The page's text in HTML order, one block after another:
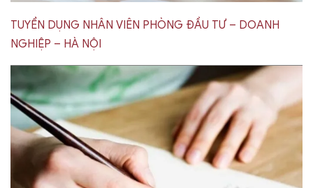
TUYỂN DỤNG NHÂN VIÊN PHÒNG ĐẦU TƯ – DOANH
NGHIỆP – HÀ NỘI